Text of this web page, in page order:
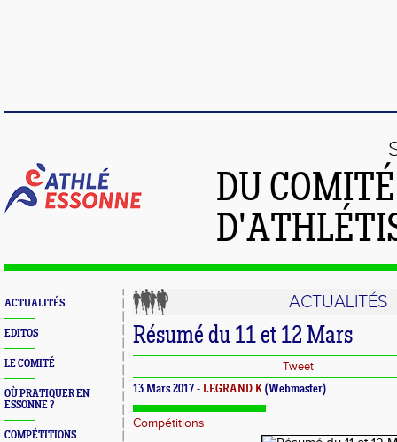
DU
ACTUALITÉS
EDITOS
LE COMITÉ
OÙ PRATIQUER EN
ESSONNE ?
COMPÉTITIONS
ACTUALITÉS
Résumé du 11 et 12 Mars
Tweet
13 Mars 2017 - LEGRAND K (Webmaster)
Compétitions